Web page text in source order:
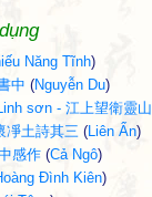
Năng Tĩnh)
中 (Nguyễn Du)
sơn - 江上望衛靈山
凈土詩其三 (Liên Ẩn)
感作 (Cả Ngô)
Đình Kiên)